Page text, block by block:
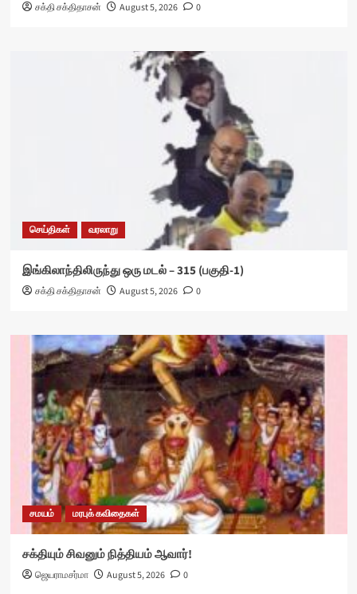
சக்தி சக்திதாசன் August 5, 2026 0
செய்திகள் வரலாறு
இங்கிலாந்திலிருந்து ஒரு மடல் – 315 (பகுதி-1)
சக்தி சக்திதாசன் August 5, 2026 0
சமயம் மரபுக் கவிதைகள்
சக்தியும் சிவனும் நித்தியம் ஆவார்!
ஜெயராமசர்மா August 5, 2026 0